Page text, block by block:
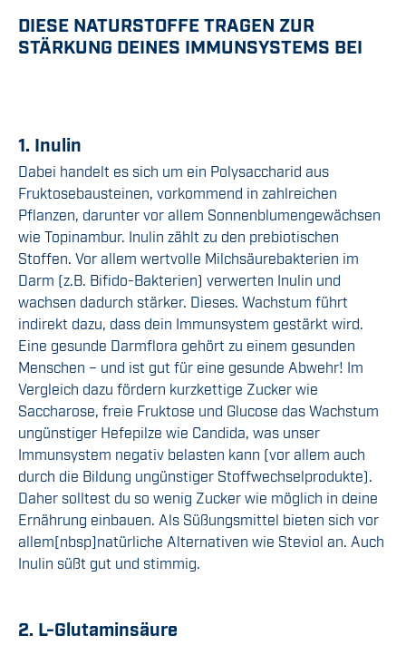
DIESE NATURSTOFFE TRAGEN ZUR
STÄRKUNG DEINES IMMUNSYSTEMS BEI
1. Inulin
Dabei handelt es sich um ein Polysaccharid aus
Fruktosebausteinen, vorkommend in zahlreichen
Pflanzen, darunter vor allem Sonnenblumengewächsen
wie Topinambur. Inulin zählt zu den prebiotischen
Stoffen. Vor allem wertvolle Milchsäurebakterien im
Darm (z.B. Bifido-Bakterien) verwerten Inulin und
wachsen dadurch stärker. Dieses. Wachstum führt
indirekt dazu, dass dein Immunsystem gestärkt wird.
Eine gesunde Darmflora gehört zu einem gesunden
Menschen – und ist gut für eine gesunde Abwehr! Im
Vergleich dazu fördern kurzkettige Zucker wie
Saccharose, freie Fruktose und Glucose das Wachstum
ungünstiger Hefepilze wie Candida, was unser
Immunsystem negativ belasten kann (vor allem auch
durch die Bildung ungünstiger Stoffwechselprodukte).
Daher solltest du so wenig Zucker wie möglich in deine
Ernährung einbauen. Als Süßungsmittel bieten sich vor
allem[nbsp]natürliche Alternativen wie Steviol an. Auch
Inulin süßt gut und stimmig.
2. L-Glutaminsäure